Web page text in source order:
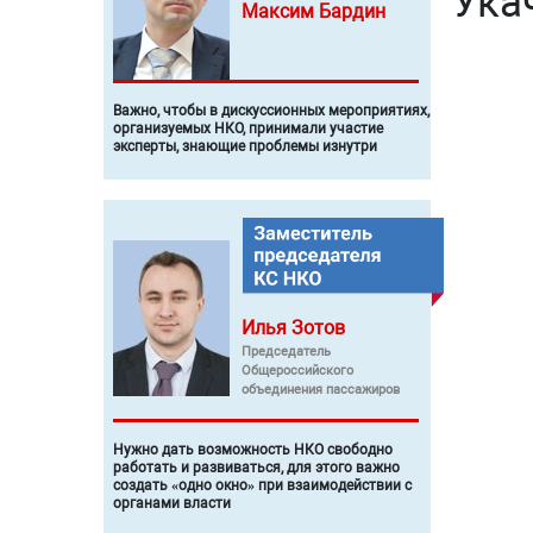
Максим Бардин
Важно, чтобы в дискуссионных мероприятиях,
организуемых НКО, принимали участие
эксперты, знающие проблемы изнутри
Илья Зотов
Председатель
Общероссийского
объединения пассажиров
Нужно дать возможность НКО свободно
работать и развиваться, для этого важно
создать «одно окно» при взаимодействии с
органами власти